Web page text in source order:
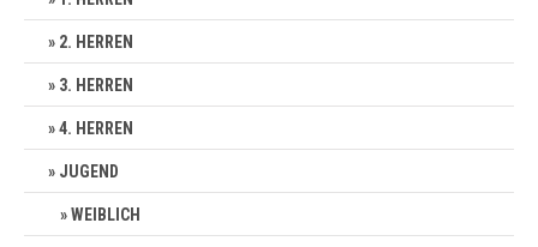
2. HERREN
3. HERREN
4. HERREN
JUGEND
WEIBLICH